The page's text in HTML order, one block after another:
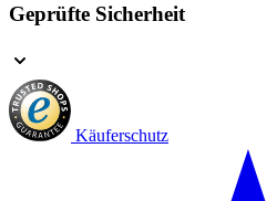
Geprüfte Sicherheit
Käuferschutz